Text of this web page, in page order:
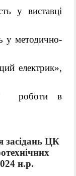
у виставці
у методично-
електрик»,
роботив
ЦК
н.р.